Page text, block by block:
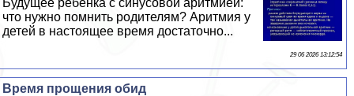
что нужно помнить родителям? Аритмия у
детей в настоящее время достаточно...
29 06 2026 13:12:54
Время прощения обид